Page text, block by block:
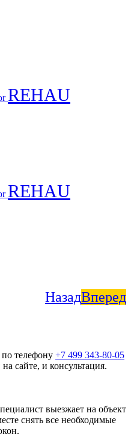
REHAU
REHAU
НазадВперед
телефону +7 499 343-80-05
сайте, и консультация.
выезжает на объект
снять все необходимые